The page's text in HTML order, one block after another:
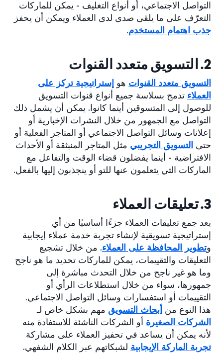
التواصل الاجتماعي، أو أنواع التغليف - يمكن للماركات
التعرّف على ما يلقى صدى لدى العملاء ويمكن أن يحفز
جذب اهتمام المستخدم.
2. التسويق متعدد القنوات
التسويق متعدد القنوات هو إستراتيجية تركز على
العملاء تدمج بسلاسة جميع أنواع قنوات التسويق
للوصول إلى المتسوقين أينما كانوا. يمكن أن يشمل ذلك
التواصل مع الجمهور من خلال النشرات الإخبارية أو
إعلانات وسائل التواصل الاجتماعي أو المتاجر الفعلية أو
حتى التسويق التجريبي مثل المتاجر المنبثقة أو الأحداث
الافتراضية - أينما يفضلون قضاء الوقت والتفاعل مع
الماركات التي يتعلمون عنها للتو أو ينجذبون إليها بالفعل.
3. تعليقات العملاء
يعد جمع تعليقات العملاء جزءًا أساسيًا من أي
إستراتيجية تسويقية لإنشاء تجربة خدمة عملاء إيجابية
وتطوير المحافظة على العملاء. من خلال تشجيع
التعليقات والتقييمات، يمكن للماركات تحديد ما هو ناجح
وما هو غير ناجح من خلال التحدث مباشرة إلى
جمهورها، سواء من خلال استطلاعات الرأي أو
التقييمات أو استفسارات وسائل التواصل الاجتماعي.
هذا النوع من أبحاث التسويق مهم بشكل خاص لـ
الشركات الصغيرة أو الشركات الناشئة للاستفادة منه
لأنه يمكن أن يساعد في تحفيز العملاء على مشاركة
تجربة الماركة الإيجابية لشبكاتهم عبر الكلام الشفهي.